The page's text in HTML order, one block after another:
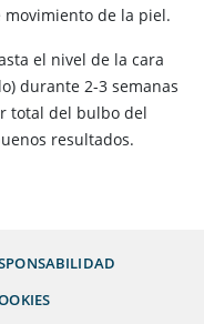
movimiento de la piel.
el nivel de la cara
durante 2-3 semanas
total del bulbo del
resultados.